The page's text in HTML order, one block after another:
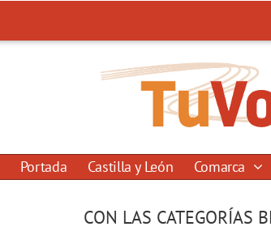
Portada Castilla y León Comarca
CON LAS CATEGORÍAS